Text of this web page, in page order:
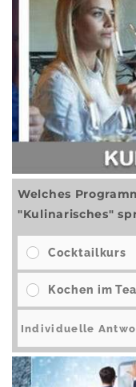
Welches
"Kulinarisches"
Cocktailkurs
Kochen im